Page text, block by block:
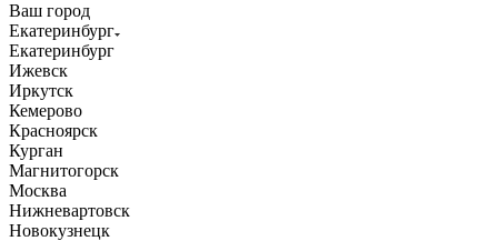
Ваш город
Екатеринбург
Екатеринбург
Ижевск
Иркутск
Кемерово
Красноярск
Курган
Магнитогорск
Москва
Нижневартовск
Новокузнецк